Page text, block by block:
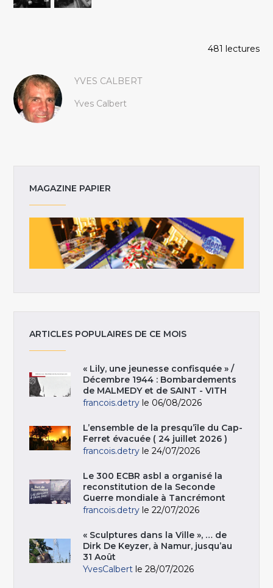
481 lectures
YVES CALBERT
Yves Calbert
MAGAZINE PAPIER
ARTICLES POPULAIRES DE CE MOIS
« Lily, une jeunesse confisquée » /
Décembre 1944 : Bombardements
de MALMEDY et de SAINT - VITH
francois.detry le 06/08/2026
L’ensemble de la presqu’île du Cap-
Ferret évacuée ( 24 juillet 2026 )
francois.detry le 24/07/2026
Le 300 ECBR asbl a organisé la
reconstitution de la Seconde
Guerre mondiale à Tancrémont
francois.detry le 22/07/2026
« Sculptures dans la Ville », … de
Dirk De Keyzer, à Namur, jusqu’au
31 Août
YvesCalbert le 28/07/2026